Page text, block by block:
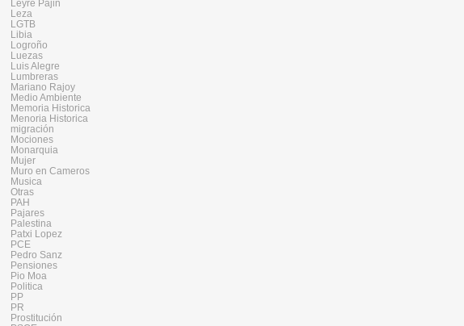
Leyre Pajin
Leza
LGTB
Libia
Logroño
Luezas
Luis Alegre
Lumbreras
Mariano Rajoy
Medio Ambiente
Memoria Historica
Menoria Historica
migración
Mociones
Monarquia
Mujer
Muro en Cameros
Musica
Otras
PAH
Pajares
Palestina
Patxi Lopez
PCE
Pedro Sanz
Pensiones
Pio Moa
Politica
PP
PR
Prostitución